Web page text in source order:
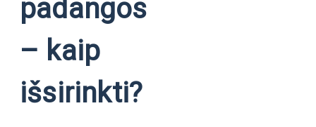
padangos
– kaip
išsirinkti?